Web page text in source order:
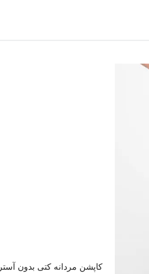
کاپشن مردانه کتی بدون آستر